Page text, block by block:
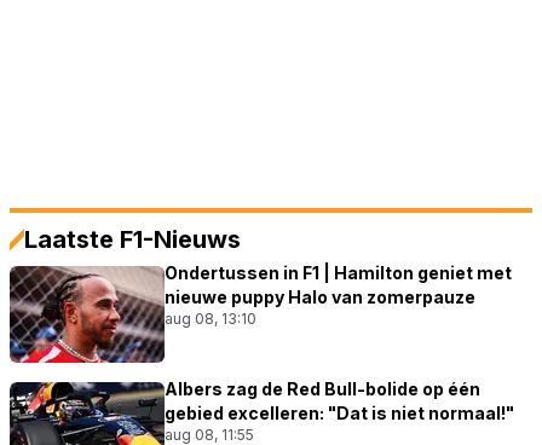
Laatste F1-Nieuws
Ondertussen in F1 | Hamilton geniet met
nieuwe puppy Halo van zomerpauze
aug 08, 13:10
Albers zag de Red Bull-bolide op één
gebied excelleren: "Dat is niet normaal!"
aug 08, 11:55